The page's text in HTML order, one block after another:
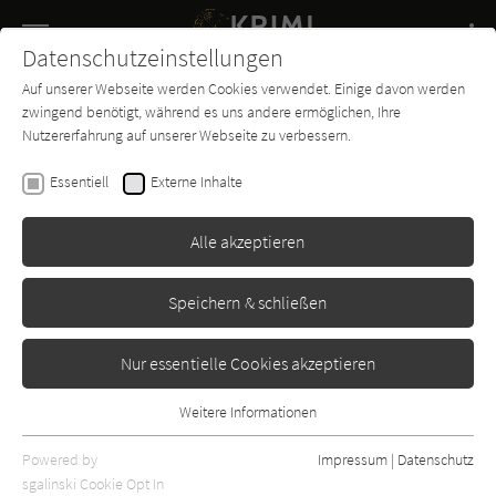
SUCHE
Buch-
Entdecker
Forum Charts
Stacy Willingham
Was verborgen ist
Erschienen: August 2023 0
Datenschutzeinstellungen
Auf unserer Webseite werden Cookies verwendet. Einige davon werden
zwingend benötigt, während es uns andere ermöglichen, Ihre
Nutzererfahrung auf unserer Webseite zu verbessern.
Essentiell Externe Inhalte
Alle akzeptieren
Speichern & schließen
Nur essentielle Cookies akzeptieren
Essentielle Cookies werden für grundlegende Funktionen der
Webseite benötigt. Dadurch ist gewährleistet, dass die Webseite
Weitere Informationen
Powered by
sgalinski Cookie Opt In
Impressum | Datenschutz